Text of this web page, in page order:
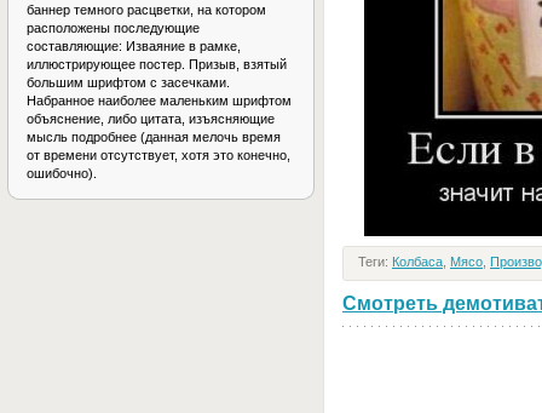
Теги: Колбаса Мясо
Смотреть
баннер темного расцветки, на котором
расположены последующие
составляющие: Изваяние в рамке,
иллюстрирующее постер. Призыв, взятый
большим шрифтом с засечками.
Набранное наиболее маленьким шрифтом
объяснение, либо цитата, изъясняющие
мысль подробнее (данная мелочь время
от времени отсутствует, хотя это конечно,
ошибочно).